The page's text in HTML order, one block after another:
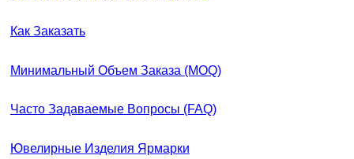
Как Заказать
Минимальный Объем Заказа (MOQ)
Часто Задаваемые Вопросы (FAQ)
Ювелирные Изделия Ярмарки